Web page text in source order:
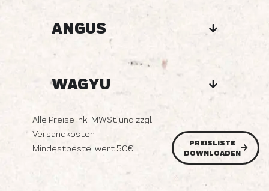
ANGUS
WAGYU
Alle Preise inkl. MWSt. und zzgl.
Versandkosten. |
Mindestbestellwert 50€
PREISLISTE
DOWNLOADEN